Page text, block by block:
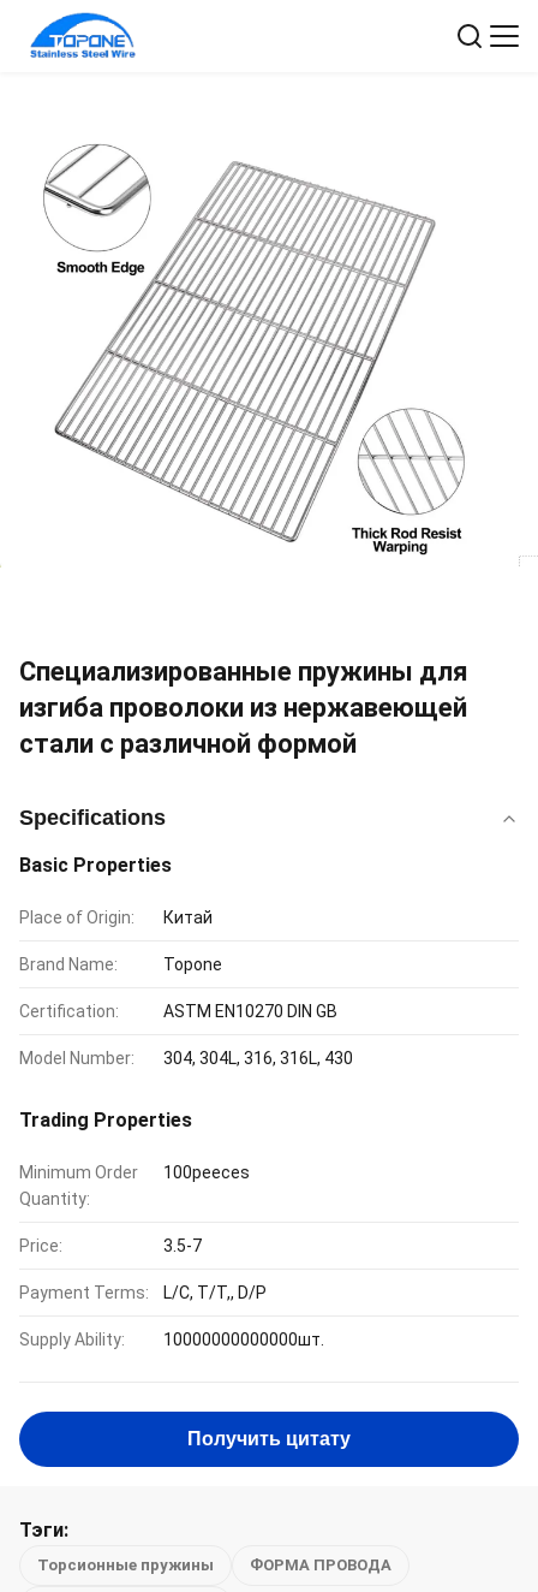
Специализированные пружины для
изгиба проволоки из нержавеющей
стали с различной формой
Specifications
Basic Properties
Place of Origin: Китай
Brand Name: Topone
Certification: ASTM EN10270 DIN GB
Model Number: 304, 304L, 316, 316L, 430
Trading Properties
Minimum Order
Quantity:
100peeces
Price: 3.5-7
Payment Terms: L/C, T/T,, D/P
Supply Ability: 10000000000000шт.
Получить цитату
Тэги:
Торсионные пружины ФОРМА ПРОВОДА